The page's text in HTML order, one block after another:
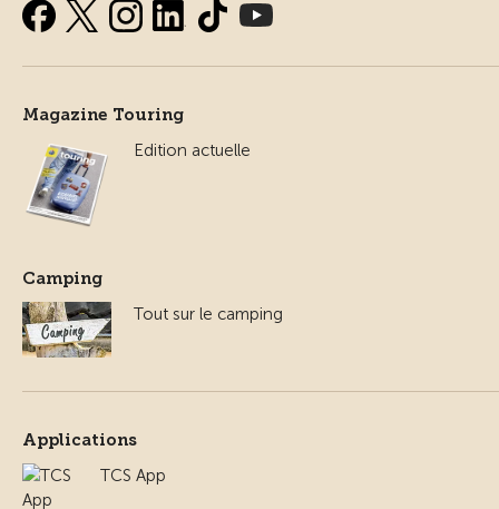
Magazine Touring
Edition actuelle
Camping
Tout sur le camping
Applications
TCS App